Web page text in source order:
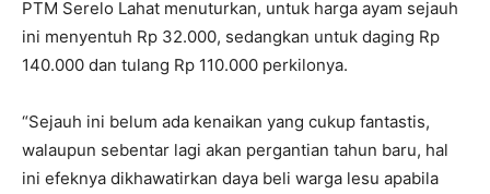
PTM Serelo Lahat menuturkan, untuk harga ayam sejauh
ini menyentuh Rp 32.000, sedangkan untuk daging Rp
140.000 dan tulang Rp 110.000 perkilonya.
“Sejauh ini belum ada kenaikan yang cukup fantastis,
walaupun sebentar lagi akan pergantian tahun baru, hal
ini efeknya dikhawatirkan daya beli warga lesu apabila